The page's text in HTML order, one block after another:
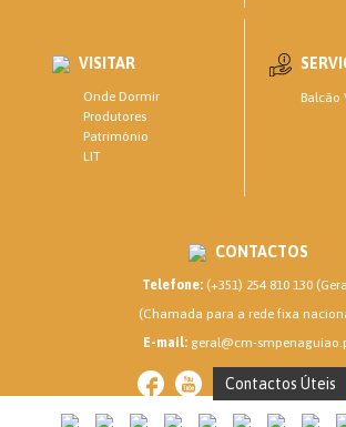
VISITAR
Onde Dormir
Produtores
Património
LIT
Balcão
CONTACTOS
Telefone:(+351) 254 810 130
(Chamada para a rede fixa
E-mail:geral@cm-
Contactos Úteis